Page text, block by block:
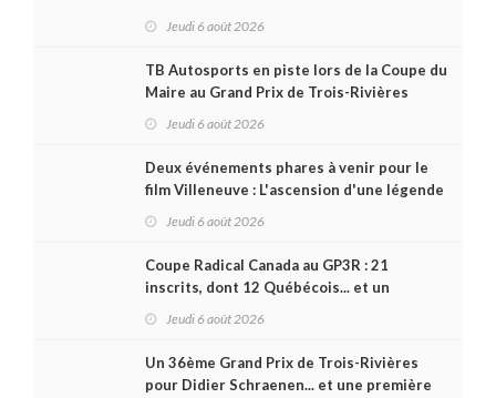
Jeudi 6 août 2026
TB Autosports en piste lors de la Coupe du
Maire au Grand Prix de Trois-Rivières
Jeudi 6 août 2026
Deux événements phares à venir pour le
film Villeneuve : L'ascension d'une légende
Jeudi 6 août 2026
Coupe Radical Canada au GP3R : 21
inscrits, dont 12 Québécois... et un
Jeudi 6 août 2026
Un 36ème Grand Prix de Trois-Rivières
pour Didier Schraenen... et une première